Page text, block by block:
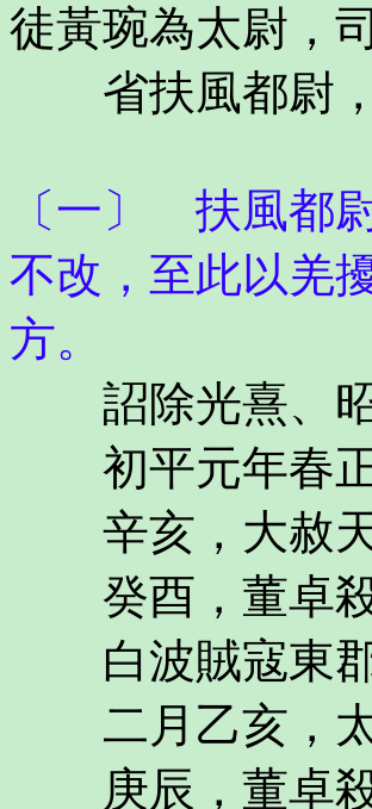
徒黃琬為太尉，
省扶風都尉，
〔一〕 扶風都
不改，至此以羌
方。
詔除光熹、昭
初平元年春正
辛亥，大赦天
癸酉，董卓殺
白波賊寇東郡
二月乙亥，太
庚辰，董卓殺